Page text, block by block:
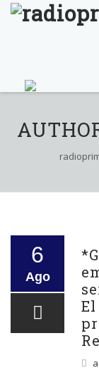
content
6
Ago